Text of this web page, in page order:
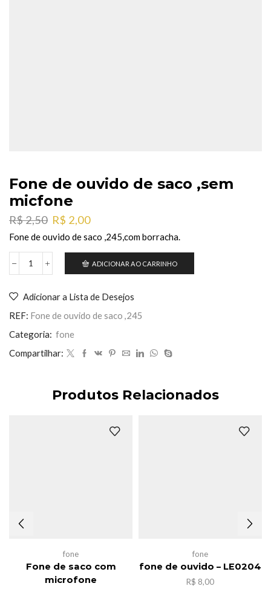
Fone de ouvido de saco ,sem
micfone
R$2,50 O
preço
original
R$ 2,50.
R$ 2,00O
preço
atual
R$ 2,00.
Fone de ouvido de saco ,245,com borracha.
Fone
de
saco
micfone
ADICIONAR AO CARRINHO
Adicionar a Lista de Desejos
REF: Fone de ouvido de saco ,245
Categoria: fone
Compartilhar:
Produtos Relacionados
fone
Fone de saco com
microfone
fone
fone de ouvido – LE0204
R$ 8,00